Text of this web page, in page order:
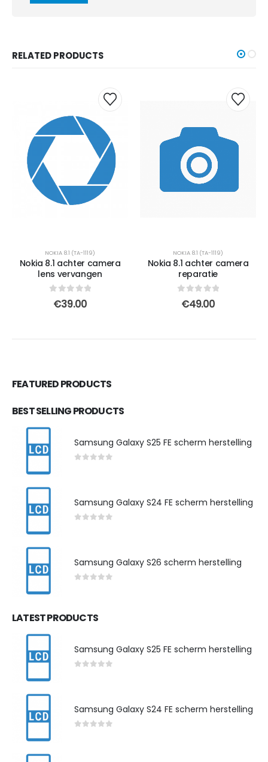
RELATED PRODUCTS
NOKIA 8.1 (TA-1119)
Nokia 8.1 achter camera
lens vervangen
out of 5
€39.00
NOKIA 8.1 (TA-1119)
Nokia 8.1 achter camera
reparatie
out of 5
€49.00
FEATURED PRODUCTS
BEST SELLING PRODUCTS
Samsung Galaxy S25 FE scherm herstelling
Samsung Galaxy S24 FE scherm herstelling
Samsung Galaxy S26 scherm herstelling
LATEST PRODUCTS
Samsung Galaxy S25 FE scherm herstelling
Samsung Galaxy S24 FE scherm herstelling